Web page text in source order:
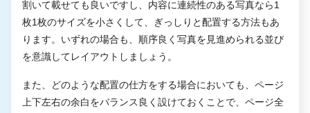
割いて載せても良いですし、内容に連続性のある写真なら1
枚1枚のサイズを小さくして、ぎっしりと配置する方法もあ
ります。いずれの場合も、順序良く写真を見進められる並び
を意識してレイアウトしましょう。
また、どのような配置の仕方をする場合においても、ページ
上下左右の余白をバランス良く設けておくことで、ページ全